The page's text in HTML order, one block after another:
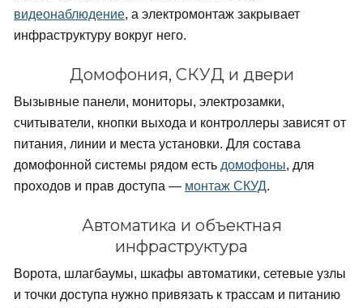
видеонаблюдение, а электромонтаж закрывает
инфраструктуру вокруг него.
Домофония, СКУД и двери
Вызывные панели, мониторы, электрозамки,
считыватели, кнопки выхода и контроллеры зависят от
питания, линии и места установки. Для состава
домофонной системы рядом есть домофоны, для
проходов и прав доступа — монтаж СКУД.
Автоматика и объектная
инфраструктура
Ворота, шлагбаумы, шкафы автоматики, сетевые узлы
и точки доступа нужно привязать к трассам и питанию